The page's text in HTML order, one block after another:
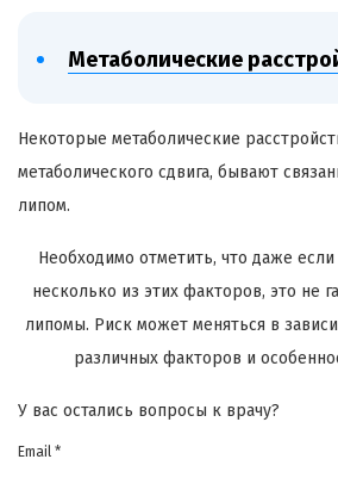
Метаболические
Некоторые метаболические
метаболического сдвига, бывают
липом.
Необходимо отметить, что даже
несколько из этих факторов, это не
липомы. Риск может меняться в
различных факторов и
У вас остались вопросы к врачу?
Email *